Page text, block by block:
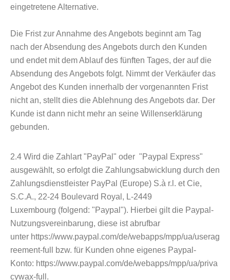
eingetretene Alternative.
Die Frist zur Annahme des Angebots beginnt am Tag
nach der Absendung des Angebots durch den Kunden
und endet mit dem Ablauf des fünften Tages, der auf die
Absendung des Angebots folgt. Nimmt der Verkäufer das
Angebot des Kunden innerhalb der vorgenannten Frist
nicht an, stellt dies die Ablehnung des Angebots dar. Der
Kunde ist dann nicht mehr an seine Willenserklärung
gebunden.
2.4 Wird die Zahlart "PayPal" oder "Paypal Express"
ausgewählt, so erfolgt die Zahlungsabwicklung durch den
Zahlungsdienstleister PayPal (Europe) S.à r.l. et Cie,
S.C.A., 22-24 Boulevard Royal, L-2449
Luxembourg (folgend: "Paypal"). Hierbei gilt die Paypal-
Nutzungsvereinbarung, diese ist abrufbar
unter https://www.paypal.com/de/webapps/mpp/ua/userag
reement-full bzw. für Kunden ohne eigenes Paypal-
Konto: https://www.paypal.com/de/webapps/mpp/ua/priva
cywax-full.